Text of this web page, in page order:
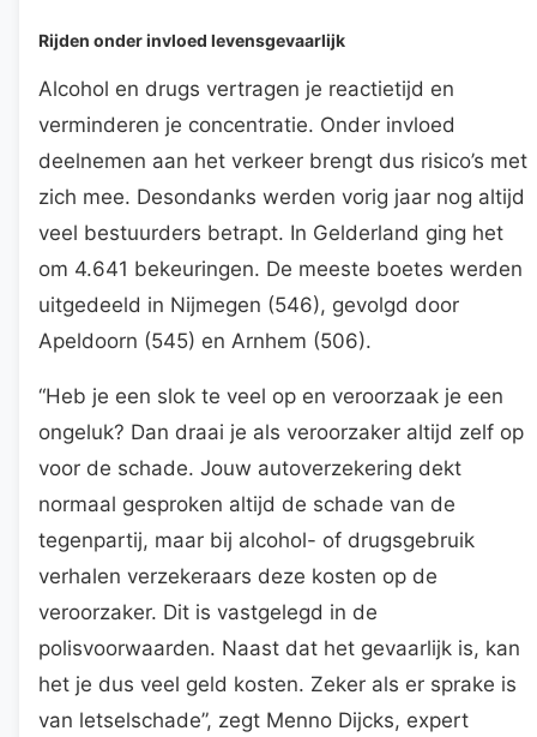
Rijden onder invloed levensgevaarlijk
Alcohol en drugs vertragen je reactietijd en
verminderen je concentratie. Onder invloed
deelnemen aan het verkeer brengt dus risico’s met
zich mee. Desondanks werden vorig jaar nog altijd
veel bestuurders betrapt. In Gelderland ging het
om 4.641 bekeuringen. De meeste boetes werden
uitgedeeld in Nijmegen (546), gevolgd door
Apeldoorn (545) en Arnhem (506).
“Heb je een slok te veel op en veroorzaak je een
ongeluk? Dan draai je als veroorzaker altijd zelf op
voor de schade. Jouw autoverzekering dekt
normaal gesproken altijd de schade van de
tegenpartij, maar bij alcohol- of drugsgebruik
verhalen verzekeraars deze kosten op de
veroorzaker. Dit is vastgelegd in de
polisvoorwaarden. Naast dat het gevaarlijk is, kan
het je dus veel geld kosten. Zeker als er sprake is
van letselschade”, zegt Menno Dijcks, expert